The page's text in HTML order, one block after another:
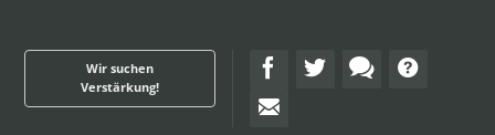
Wir suchen
Verstärkung!